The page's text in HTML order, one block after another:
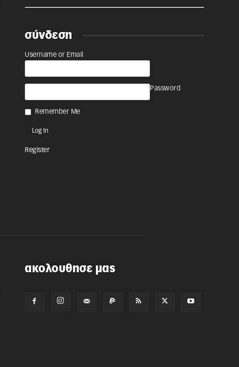
σύνδεση
Username or Email
Password
Remember Me
Register
ακολουθησε μας